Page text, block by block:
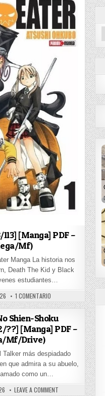
– (MEGA/MF)
113] [Manga] PDF –
Mf)
Manga La historia nos
Death The Kid y Black
estudiantes…
1 COMENTARIO EN SOUL EATER
Shien-Shoku
??] [Manga] PDF –
Mf/Drive)
Talker más despiadado
que admira a su abuelo,
como un…
LEAVE A COMMENT ON SAIKYOU NO